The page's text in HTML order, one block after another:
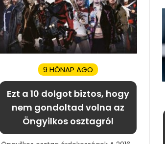
9 HÓNAP AGO
Ezt a 10 dolgot biztos, hogy
nem gondoltad volna az
Öngyilkos osztagról